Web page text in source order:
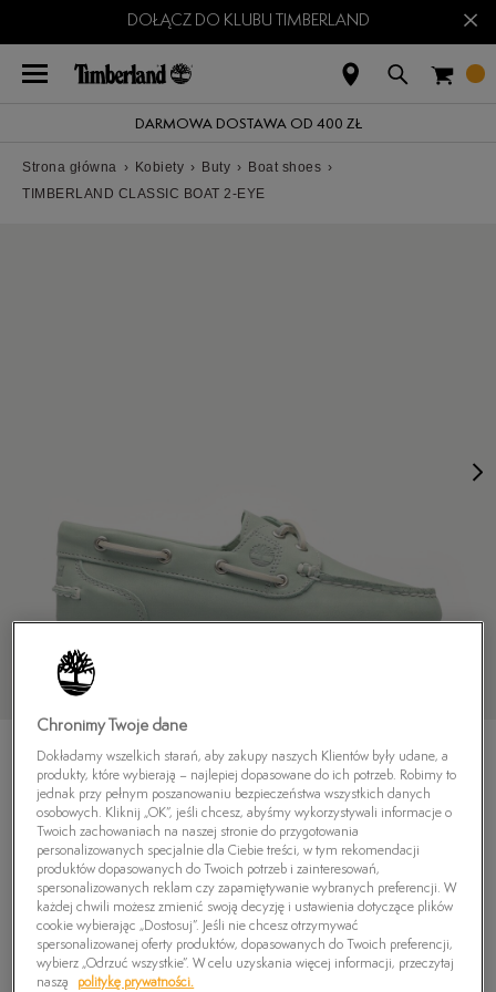
DOŁĄCZ DO KLUBU TIMBERLAND ×
DARMOWA DOSTAWA OD 400 ZŁ
Strona główna › Kobiety › Buty › Boat shoes ›
TIMBERLAND CLASSIC BOAT 2-EYE
TIMBERLAND CLASSIC BOAT 2-EYE
5.0
449,99zł
Chronimy Twoje dane
Dokładamy wszelkich starań, aby zakupy naszych Klientów były udane, a
produkty, które wybierają – najlepiej dopasowane do ich potrzeb. Robimy to
jednak przy pełnym poszanowaniu bezpieczeństwa wszystkich danych
osobowych. Kliknij „OK”, jeśli chcesz, abyśmy wykorzystywali informacje o
Twoich zachowaniach na naszej stronie do przygotowania
personalizowanych specjalnie dla Ciebie treści, w tym rekomendacji
produktów dopasowanych do Twoich potrzeb i zainteresowań,
spersonalizowanych reklam czy zapamiętywanie wybranych preferencji. W
każdej chwili możesz zmienić swoją decyzję i ustawienia dotyczące plików
cookie wybierając „Dostosuj”. Jeśli nie chcesz otrzymywać
spersonalizowanej oferty produktów, dopasowanych do Twoich preferencji,
wybierz „Odrzuć wszystkie”. W celu uzyskania więcej informacji, przeczytaj
naszą
politykę prywatności.